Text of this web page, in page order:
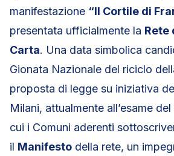
manifestazione “Il Cortile di
presentata ufficialmente la Rete
Carta. Una data simbolica
Gionata Nazionale del riciclo
proposta di legge su iniziativa
Milani, attualmente all’esame
cui i Comuni aderenti
il Manifesto della rete, un